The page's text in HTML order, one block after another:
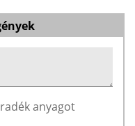
anyagot